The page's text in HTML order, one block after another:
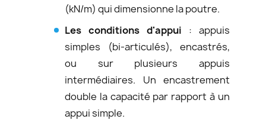
(kN/m) qui dimensionne la poutre.
Les conditions d'appui : appuis
simples (bi-articulés), encastrés,
ou sur plusieurs appuis
intermédiaires. Un encastrement
double la capacité par rapport à un
appui simple.